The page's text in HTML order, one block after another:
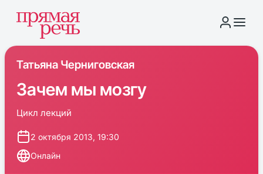
Татьяна Черниговская
Зачем мы мозгу
Цикл лекций
2 октября 2013, 19:30
Онлайн